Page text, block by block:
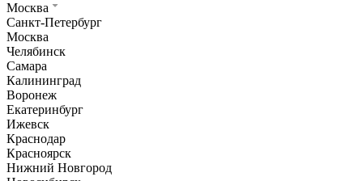
Москва
Санкт-Петербург
Москва
Челябинск
Самара
Калининград
Воронеж
Екатеринбург
Ижевск
Краснодар
Красноярск
Нижний Новгород